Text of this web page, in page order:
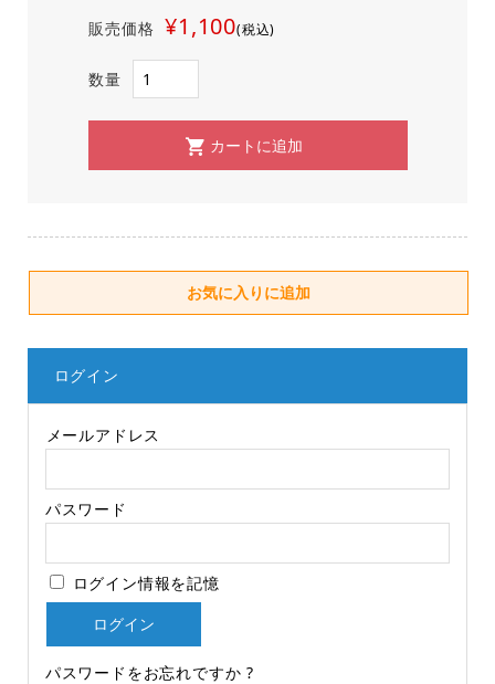
販売価格 ¥1,100(税込)
数量
ログイン
メールアドレス
パスワード
ログイン情報を記憶
パスワードをお忘れですか ?